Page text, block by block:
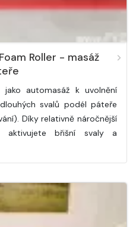
Roller - masáž
automasáž k uvolnění
svalů podél páteře
Díky relativně náročnější
aktivujete břišní svaly a